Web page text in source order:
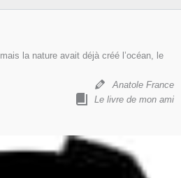
mais la nature avait déjà créé l’océan, le
Anatole France
Le livre de mon ami